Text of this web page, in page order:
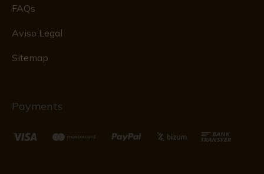
FAQs
Aviso Legal
Sitemap
Payments